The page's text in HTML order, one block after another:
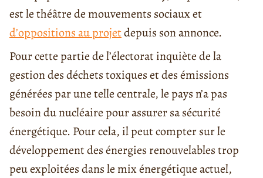
est le théâtre de mouvements sociaux et
d’oppositions au projetdepuis son annonce.
Pour cette partie de l’électorat inquiète de la
gestion des déchets toxiques et des émissions
générées par une telle centrale, le pays n’a pas
besoin du nucléaire pour assurer sa sécurité
énergétique. Pour cela, il peut compter sur le
développement des énergies renouvelables trop
peu exploitées dans le mix énergétique actuel,